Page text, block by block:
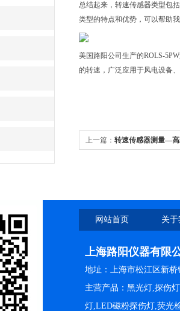
总结起来，转速传感器类型包
类型的特点和优势，可以帮助
美国路阳公司生产的ROLS-
的转速，广泛应用于风电设备
上一篇： 转速传感器测量—
网站首页 关
上海路阳仪器有限
地址：上海市松江区新桥
主营产品：黑光灯,探伤
灯,LED磁粉探伤灯,荧光